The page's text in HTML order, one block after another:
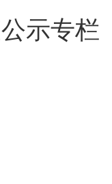
示专栏